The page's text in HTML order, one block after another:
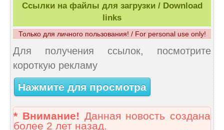
Ссылки на файлы для загрузки / Download
links
Только для личного пользования! / For personal use only!
Для получения ссылок, посмотрите
короткую рекламу
Нажмите для просмотра
* Внимание! Данная новость создана
более 2 лет назад.